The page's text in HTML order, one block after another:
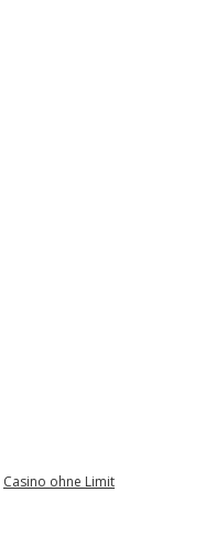
Casino ohne Limit